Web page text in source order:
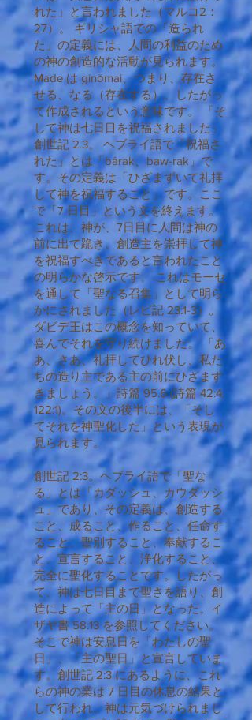
れた」と言われました（マルコ2：
27）。 ギリシャ語での「造られ
た」の定義には、人間の利益のため
の神の創造的な活動が見られます。
Made は ginŏmai、つまり、存在さ
せる、なる（存在する）、したがっ
て作成されるという意味です。 「そ
して神は七日目を祝福されました」
創世記 2.3。 ヘブライ語で「祝福さ
れた」とは「bârak、baw-rak」で
す。その定義は「ひざまずいて礼拝
して神を祝福すること」です。ここ
で「7 日目」という文を終えます。
これは、神が、7日目に人間は神の
前に出て跪き、創造主を崇拝して神
を祝福すべきであると言われたこと
の明らかな啓示です。 これはモーセ
を通して「聖なる召集」として明ら
かにされました（レビ記 23:1-3）。
ダビデ王はこの概念を知っていて、
喜んでそれを守り続けました。 「あ
あ、さあ、礼拝してひれ伏し、私た
ちの造り主である主の前にひざまず
きましょう。」詩篇 95.6 (詩篇 42:4;
122:1)。その文の後半には、「そし
てそれを神聖化した」という表現が
見られます。
創世記 2:3。ヘブライ語で「聖な
る」とは「カダッシュ、カウダッシ
ュ」であり、その定義は、創造する
こと、成ること、作ること、任命す
ること、聖別すること、奉献するこ
と、宣言すること、浄化すること、
完全に聖化することです。したがっ
て、神は七日目まで聖さを語り、創
造によって「主の日」となった。イ
ザヤ書 58:13 を参照してください。
そこで神は安息日を「わたしの聖
日」、「主の聖日」と宣言していま
す。創世記 2:3 にあるように、これ
らの神の業は 7 日目の休息の結果と
して行われ、神は元気づけられまし